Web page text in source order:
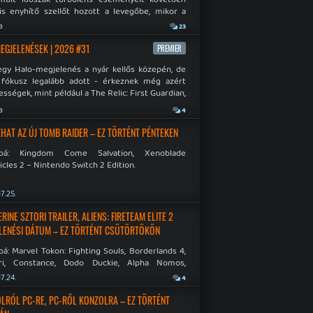
enyhítő szellőt hozott a levegőbe, mikor a
bejelentette, hogy PC-re is kiterjesztik az
visszafelé kompatibilitást. Lássuk,
jutottak...
23
| 2026 #31 PREMIER
Halo-megjelenés a nyár kellős közepén, de
legalább adott - érkeznek még azért
mint például a The Relic: First Guardian,
Chronicles 2 és a Dispatch új átiratai vagy
a Mistfall Hunter
4
AZ ÚJ TOMB RAIDER – EZ TÖRTÉNT PÉNTEKEN
Kingdom Come Salvation, Xenoblade
2 – Nintendo Switch 2 Edition.
SZTORI TRAILER, ALIENS: FIRETEAM ELITE 2
DÁTUM – EZ TÖRTÉNT CSÜTÖRTÖKÖN
Marvel Tokon: Fighting Souls, Borderlands 4,
Constance, Dodo Duckie, Alpha Nomos,
Negative Frames.
4
PC-RE, PC-RŐL KONZOLRA – EZ TÖRTÉNT